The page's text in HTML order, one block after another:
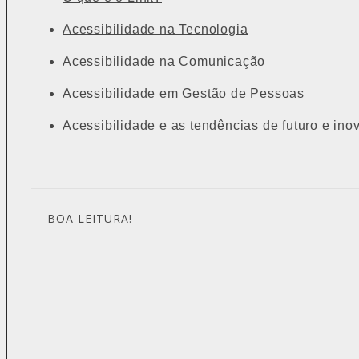
Acessibilidade na Tecnologia
Acessibilidade na Comunicação
Acessibilidade em Gestão de Pessoas
Acessibilidade e as tendências de futuro e
BOA LEITURA!